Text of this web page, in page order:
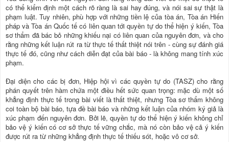
có thể kiểm định một cách rõ ràng là sai hay đúng, và nói sai sự thật là
phạm luật. Tuy nhiên, phù hợp với những tiền lệ của tòa án, Tòa án Hiến
pháp và Tòa án Quốc tế có liên quan tới quyền tự do thể hiện ý kiến, Tòa
sơ thẩm đã bác bỏ những khiếu nại có liên quan của nguyên đơn, và cho
rằng những kết luận rút ra từ thực tế thất thiệt nói trên - cùng sự đánh giá
thực tế đó, cũng như cách diễn đạt của bài báo - là không mang tính xúc
phạm.
Đại diện cho các bị đơn, Hiệp hội vì các quyền tự do (TASZ) cho rằng
phán quyết trên hàm chứa một điều hết sức quan trọng: mặc dù một số
khẳng định thực tế trong bài viết là thất thiệt, nhưng Tòa sơ thẩm không
coi toàn bộ bài báo, tựa đề bài báo và những kết luận của nhóm ký giả là
xúc phạm đến nguyên đơn. Bởi lẽ, quyền tự do thể hiện ý kiến không chỉ
bảo vệ ý kiến có cơ sở thực tế vững chắc, mà nó còn bảo vệ cả ý kiến
được rút ra từ những khẳng định thực tế thiếu sót, hoặc vô cơ sở.